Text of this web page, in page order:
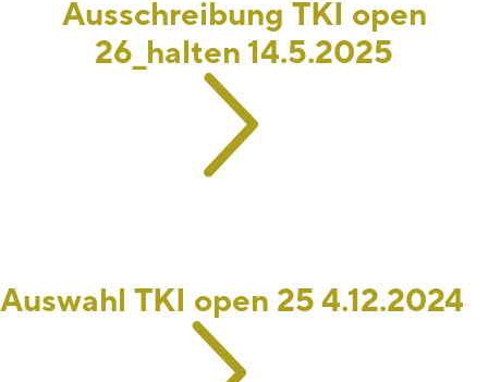
Ausschreibung TKI open
26_halten 14.5.2025
Auswahl TKI open 25 4.12.2024